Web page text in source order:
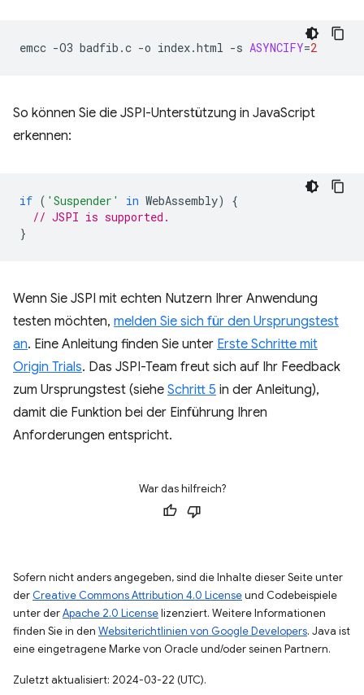
emcc -O3 badfib.c -o index.html -s ASYNCIFY=2
So können Sie die JSPI-Unterstützung in JavaScript
erkennen:
if ( 'Suspender' in WebAssembly)
{
// JSPI is supported.
}
Wenn Sie JSPI mit echten Nutzern Ihrer Anwendung
testen möchten, melden Sie sich für den Ursprungstest
an. Eine Anleitung finden Sie unter Erste Schritte mit
Origin Trials. Das JSPI-Team freut sich auf Ihr Feedback
zum Ursprungstest (siehe Schritt 5 in der Anleitung),
damit die Funktion bei der Einführung Ihren
Anforderungen entspricht.
War das hilfreich?
Sofern nicht anders angegeben, sind die Inhalte dieser Seite unter
der Creative Commons Attribution 4.0 Licenseund Codebeispiele
unter derApache 2.0 Licenselizenziert. Weitere Informationen
finden Sie in den Websiterichtlinien von Google Developers. Java ist
eine eingetragene Marke von Oracle und/oder seinen Partnern.
Zuletzt aktualisiert: 2024-03-22 (UTC).